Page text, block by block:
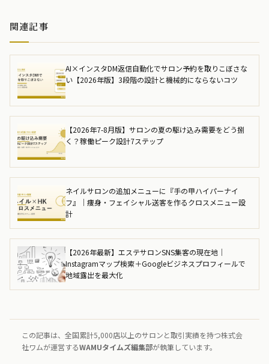
関連記事
AI×インスタDM返信自動化でサロン予約を取りこぼさな
い【2026年版】3段階の設計と機械的にならないコツ
【2026年7-8月版】サロンの夏の駆け込み需要をどう捌
く？稼働ピーク設計7ステップ
ネイルサロンの追加メニューに『手の甲ハイパーナイ
フ』｜痩身・フェイシャル送客を作るクロスメニュー設
計
【2026年最新】エステサロンSNS集客の現在地｜
Instagramマップ検索＋Googleビジネスプロフィールで
地域露出を最大化
この記事は、全国累計5,000店以上のサロンと取引実績を持つ株式会
社ワムが運営するWAMUタイムズ編集部が執筆しています。